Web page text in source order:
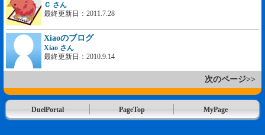
Ｃ さん
最終更新日：2011.7.28
Xiaoのブログ
Xiao さん
最終更新日：2010.9.14
次のページ>>
DuelPortal PageTop MyPage